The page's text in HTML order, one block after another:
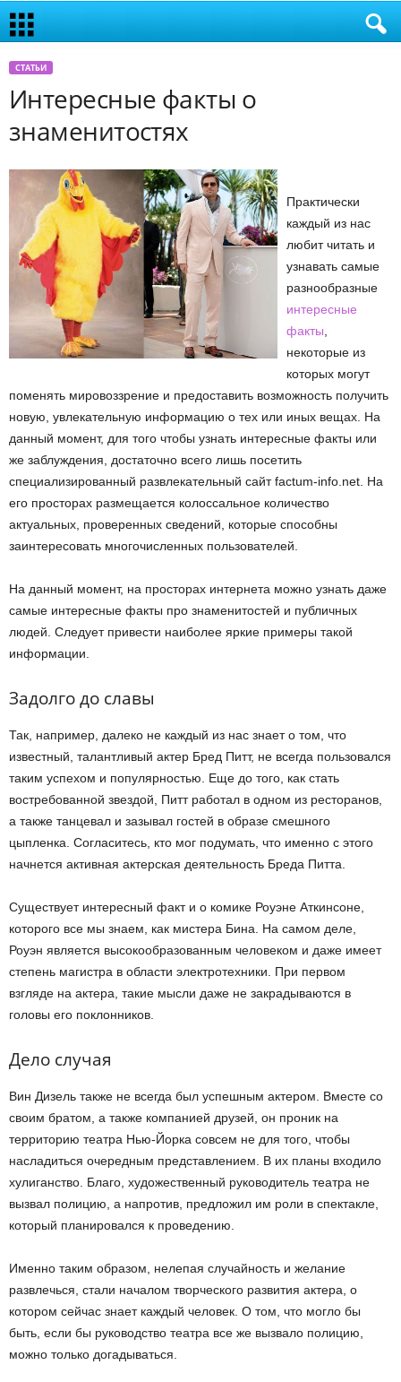
СТАТЬИ
Интересные факты о
знаменитостях
Практически
каждый из нас
любит читать и
узнавать самые
разнообразные
интересные
факты
некоторые из
которых могут
поменять мировоззрение и предоставить возможность получить
новую, увлекательную информацию о тех или иных вещах. На
данный момент, для того чтобы узнать интересные факты или
же заблуждения, достаточно всего лишь посетить
специализированный развлекательный сайт factum-info.net. На
его просторах размещается колоссальное количество
актуальных, проверенных сведений, которые способны
заинтересовать многочисленных пользователей.
На данный момент, на просторах интернета можно узнать даже
самые интересные факты про знаменитостей и публичных
людей. Следует привести наиболее яркие примеры такой
информации.
Задолго до славы
Так, например, далеко не каждый из нас знает о том, что
известный, талантливый актер Бред Питт, не всегда пользовался
таким успехом и популярностью. Еще до того, как стать
востребованной звездой, Питт работал в одном из ресторанов,
а также танцевал и зазывал гостей в образе смешного
цыпленка. Согласитесь, кто мог подумать, что именно с этого
начнется активная актерская деятельность Бреда Питта.
Существует интересный факт и о комике Роуэне Аткинсоне,
которого все мы знаем, как мистера Бина. На самом деле,
Роуэн является высокообразованным человеком и даже имеет
степень магистра в области электротехники. При первом
взгляде на актера, такие мысли даже не закрадываются в
головы его поклонников.
Дело случая
Вин Дизель также не всегда был успешным актером. Вместе со
своим братом, а также компанией друзей, он проник на
территорию театра Нью-Йорка совсем не для того, чтобы
насладиться очередным представлением. В их планы входило
хулиганство. Благо, художественный руководитель театра не
вызвал полицию, а напротив, предложил им роли в спектакле,
который планировался к проведению.
Именно таким образом, нелепая случайность и желание
развлечься, стали началом творческого развития актера, о
котором сейчас знает каждый человек. О том, что могло бы
быть, если бы руководство театра все же вызвало полицию,
можно только догадываться.